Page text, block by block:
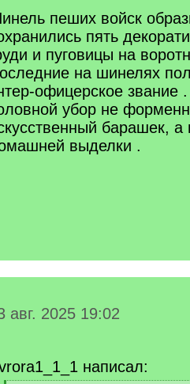
пеших войск
пять
и пуговицы на
на шинелях
офицерское звание .
убор не
барашек, а
выделки .
авг. 2025 19:02
написал: